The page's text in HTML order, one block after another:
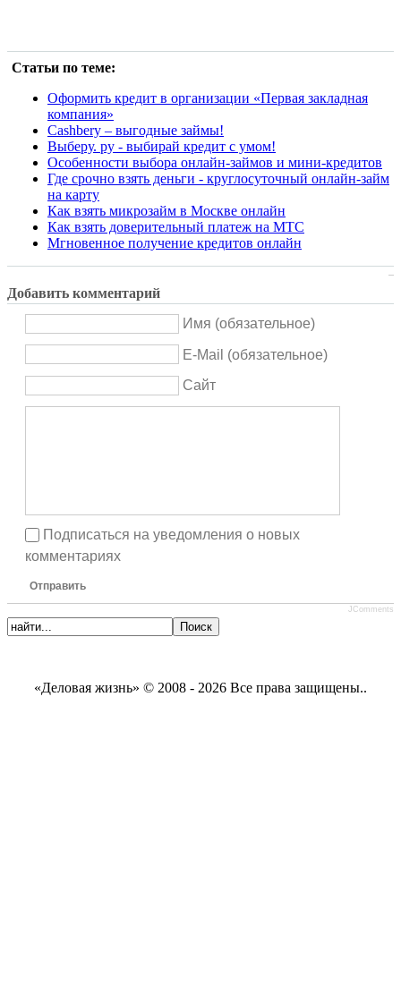
Статьи по теме:
Оформить кредит в организации «Первая закладная
компания»
Cashbery – выгодные займы!
Выберу. ру - выбирай кредит с умом!
Особенности выбора онлайн-займов и мини-кредитов
Где срочно взять деньги - круглосуточный онлайн-займ
на карту
Как взять микрозайм в Москве онлайн
Как взять доверительный платеж на МТС
Мгновенное получение кредитов онлайн
Добавить комментарий
Имя (обязательное)
E-Mail (обязательное)
Сайт
Подписаться на уведомления о новых
комментариях
Отправить
JComments
«Деловая жизнь» © 2008 - 2026 Все права защищены..